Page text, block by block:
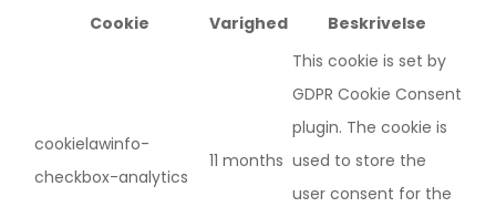
Cookie
Varighed Beskrivelse
cookielawinfo-
checkbox-analytics
11 months
This cookie is set by
GDPR Cookie Consent
plugin. The cookie is
used to store the
user consent for the